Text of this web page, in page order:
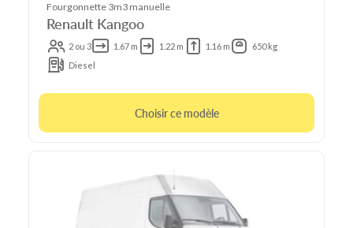
Fourgonnette 3m3 manuelle
Renault Kangoo
2 ou 3 1.67 m 1.22 m 1.16 m
650 kg
Diesel
Choisir ce modèle